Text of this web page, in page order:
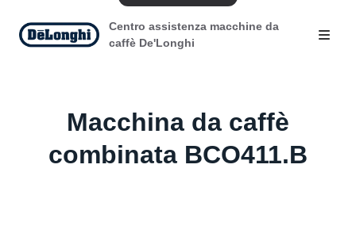
Centro assistenza macchine da
caffè De'Longhi
Macchina da caffè
combinata BCO411.B